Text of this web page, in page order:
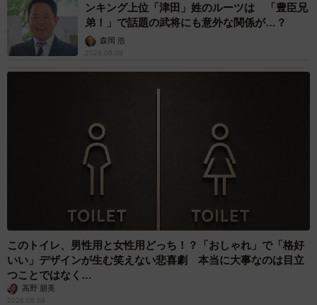
ンキング上位「津田」姓のルーツは 「豊臣兄
弟！」で話題の武将にも意外な関係が…？
森岡 浩
2026.08.09
このトイレ、男性用と女性用どっち！？「おしゃれ」で「格好
いい」デザインが生む笑えない悲喜劇 本当に大事なのは目立
つことではなく…
高野 朋美
2026.08.09